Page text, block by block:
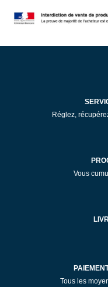
Réglez,
Vous
Tous les